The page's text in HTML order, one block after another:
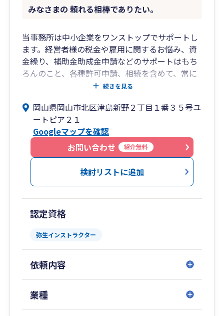
みなさまの 頼れる相棒でありたい。
当事務所は中小企業をワンストップでサポートし
ます。経営者様の税金や雇用に関するお悩み、資
金繰り、補助金助成金申請などのサポートはもち
ろんのこと、各種許可申請、相続を含めて、常に
最新の情報をキャッチし最適な方法でサポートし
資金調達や事業計画書作成も迅速にサポートして
おります。
「中小企業のベストパートナー」として、経営者
様にとことん向き合い、互いに切磋琢磨し、成長
していくことが私の理想であります。「企業は社
会の公器」という松下幸之助氏（現Panasonic創
業者）の言葉があります。私腹を肥やすのではな
ります。生まれ育った岡山から日本全国を元気に
していきます！
続きを見る
岡山県岡山市北区津島新野２丁目１番３５号ユ
ートピア２１
Googleマップを確認
お問い合わせ
紹介無料
検討リストに追加
認定資格
弥生インストラクター
依頼内容
業種